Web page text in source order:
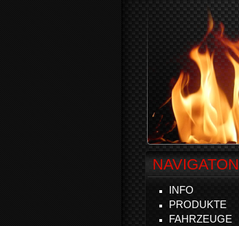
NAVIGATON
INFO
PRODUKTE
FAHRZEUGE